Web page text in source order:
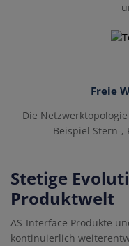
Freie
Die
Beispiel Stern-
Stetige
Produktwelt
AS-Interface Produkte
kontinuierlich